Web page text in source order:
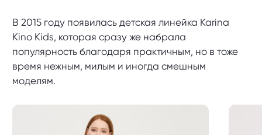
В 2015 году появилась детская линейка Karina
Kino Kids, которая сразу же набрала
популярность благодаря практичным, но в тоже
время нежным, милым и иногда смешным
моделям.